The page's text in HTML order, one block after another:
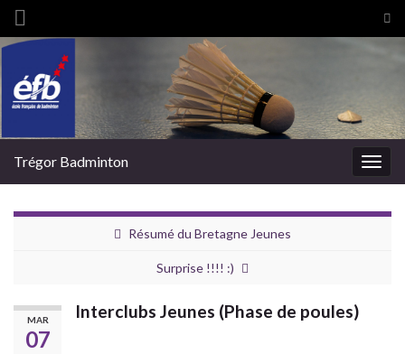
Trégor Badminton
Résumé du Bretagne Jeunes
Surprise !!!! :)
MAR
07
Interclubs Jeunes (Phase de poules)